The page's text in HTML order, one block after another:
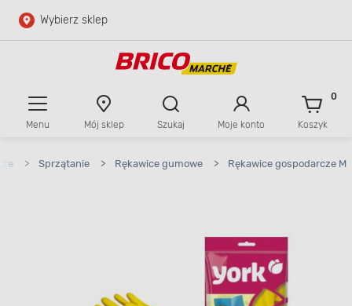
Przejdź do głównej zawartości
Wybierz sklep
Menu Mój sklep Szukaj Moje konto Koszyk
0
> Sprzątanie > Rękawice gumowe > Rękawice gospodarcze M